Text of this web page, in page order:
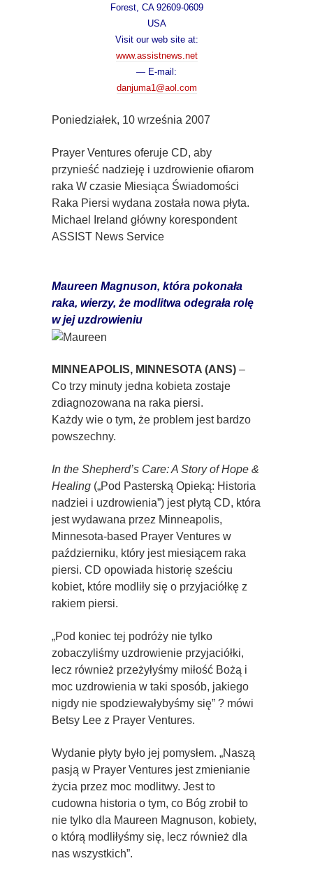
Forest, CA 92609-0609
USA
Visit our web site at:
www.assistnews.net
— E-mail:
danjuma1@aol.com
Poniedziałek, 10 września 2007
Prayer Ventures oferuje CD, aby
przynieść nadzieję i uzdrowienie ofiarom
raka W czasie Miesiąca Świadomości
Raka Piersi wydana została nowa płyta.
Michael Ireland główny korespondent
ASSIST News Service
Maureen Magnuson, która pokonała
raka, wierzy, że modlitwa odegrała rolę
w jej uzdrowieniu
MINNEAPOLIS, MINNESOTA (ANS) –
Co trzy minuty jedna kobieta zostaje
zdiagnozowana na raka piersi.
Każdy wie o tym, że problem jest bardzo
powszechny.
In the Shepherd’s Care: A Story of Hope &
Healing („Pod Pasterską Opieką: Historia
nadziei i uzdrowienia”) jest płytą CD, która
jest wydawana przez Minneapolis,
Minnesota-based Prayer Ventures w
październiku, który jest miesiącem raka
piersi. CD opowiada historię sześciu
kobiet, które modliły się o przyjaciółkę z
rakiem piersi.
„Pod koniec tej podróży nie tylko
zobaczyliśmy uzdrowienie przyjaciółki,
lecz również przeżyłyśmy miłość Bożą i
moc uzdrowienia w taki sposób, jakiego
nigdy nie spodziewałybyśmy się” ? mówi
Betsy Lee z Prayer Ventures.
Wydanie płyty było jej pomysłem. „Naszą
pasją w Prayer Ventures jest zmienianie
życia przez moc modlitwy. Jest to
cudowna historia o tym, co Bóg zrobił to
nie tylko dla Maureen Magnuson, kobiety,
o którą modliłyśmy się, lecz również dla
nas wszystkich”.